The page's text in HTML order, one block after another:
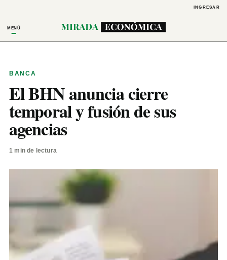
INGRESAR
MENÚ
BANCA
El BHN anuncia cierre
temporal y fusión de sus
agencias
1 min de lectura